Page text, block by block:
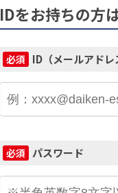
IDをお持ちの方
必須 ID（メールアドレ
必須 パスワード